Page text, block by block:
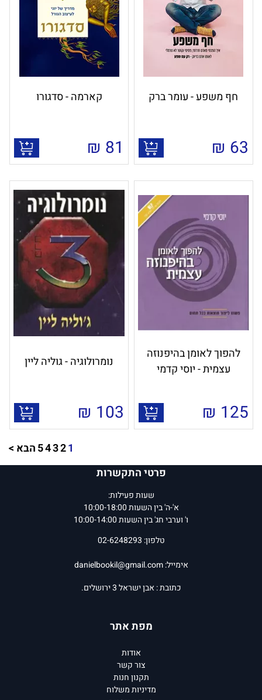
חף משפע - עומר ברק
63
₪
קארמה - סדגורו
81
₪
להפוך לאומן בהיפנוזה
עצמית - יוסי קדמי
125
₪
נומרולוגיה - גוליה ליין
103
₪
1
2
3
4
5הבא >
פרטי התקשרות
שעות פעילות:
א'-ה' בין השעות 10:00-18:00
ו' וערבי חג' בין השעות 10:00-14:00
טלפון: 02-6248293
אימייל:danielbookil@gmail.com
כתובת : אבן ישראל 3 ירושלים.
מפת אתר
אודות
צור קשר
תקנון חנות
מדיניות משלוח